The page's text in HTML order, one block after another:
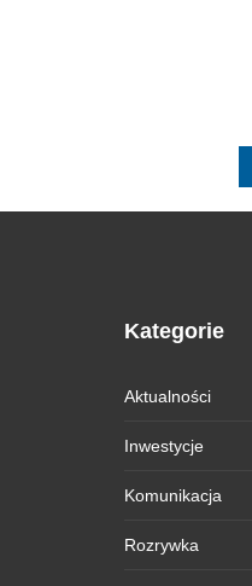
Kategorie
Aktualności
Inwestycje
Komunikacja
Rozrywka